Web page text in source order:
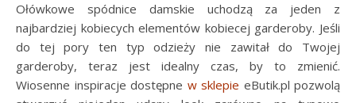
Ołówkowe spódnice damskie uchodzą za jeden z
najbardziej kobiecych elementów kobiecej garderoby. Jeśli
do tej pory ten typ odzieży nie zawitał do Twojej
garderoby, teraz jest idealny czas, by to zmienić.
Wiosenne inspiracje dostępne w sklepie eButik.pl pozwolą